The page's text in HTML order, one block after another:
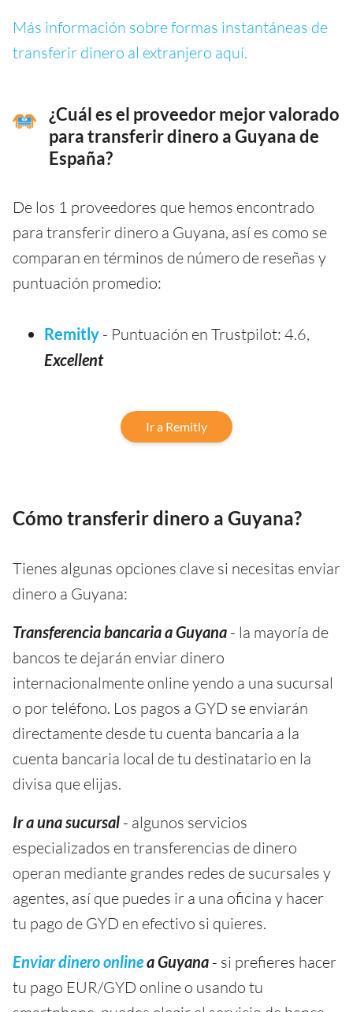
Más información sobre formas instantáneas de
transferir dinero al extranjero aquí.
¿Cuál es el proveedor mejor valorado
para transferir dinero a Guyana de
España?
De los 1 proveedores que hemos encontrado
para transferir dinero a Guyana, así es como se
comparan en términos de número de reseñas y
puntuación promedio:
Remitly - Puntuación en Trustpilot: 4.6,
Excellent
Ir a Remitly
Cómo transferir dinero a Guyana?
Tienes algunas opciones clave si necesitas enviar
dinero a Guyana:
Transferencia bancaria a Guyana - la mayoría de
bancos te dejarán enviar dinero
internacionalmente online yendo a una sucursal
o por teléfono. Los pagos a GYD se enviarán
directamente desde tu cuenta bancaria a la
cuenta bancaria local de tu destinatario en la
divisa que elijas.
Ir a una sucursal - algunos servicios
especializados en transferencias de dinero
operan mediante grandes redes de sucursales y
agentes, así que puedes ir a una oficina y hacer
tu pago de GYD en efectivo si quieres.
Enviar dinero onlinea Guyana - si prefieres hacer
tu pago EUR/GYD online o usando tu